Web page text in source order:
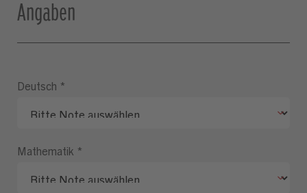
Angaben
Deutsch *
Mathematik *